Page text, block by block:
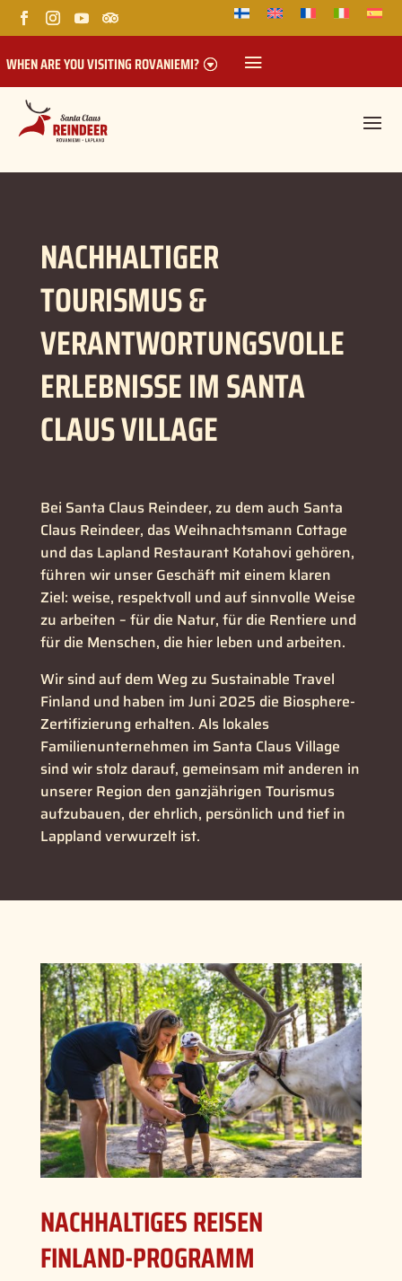
WHEN ARE YOU VISITING ROVANIEMI?
NACHHALTIGER
TOURISMUS &
VERANTWORTUNGSVOLLE
ERLEBNISSE IM SANTA
CLAUS VILLAGE
Bei Santa Claus Reindeer, zu dem auch Santa
Claus Reindeer, das Weihnachtsmann Cottage
und das Lapland Restaurant Kotahovi gehören,
führen wir unser Geschäft mit einem klaren
Ziel: weise, respektvoll und auf sinnvolle Weise
zu arbeiten – für die Natur, für die Rentiere und
für die Menschen, die hier leben und arbeiten.
Wir sind auf dem Weg zu Sustainable Travel
Finland und haben im Juni 2025 die Biosphere-
Zertifizierung erhalten. Als lokales
Familienunternehmen im Santa Claus Village
sind wir stolz darauf, gemeinsam mit anderen in
unserer Region den ganzjährigen Tourismus
aufzubauen, der ehrlich, persönlich und tief in
Lappland verwurzelt ist.
NACHHALTIGES REISEN
FINLAND-PROGRAMM